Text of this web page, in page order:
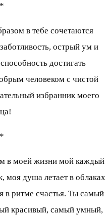
в тебе сочетаются
острый ум и
достигать
человеком с чистой
избранник моего
в моей жизни мой каждый
моя душа летает в облаках
в ритме счастья. Ты самый
красивый, самый умный,